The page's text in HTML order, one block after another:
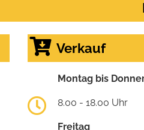
Verkauf
Montag bis
8.00 - 18.00 Uhr
Freitag